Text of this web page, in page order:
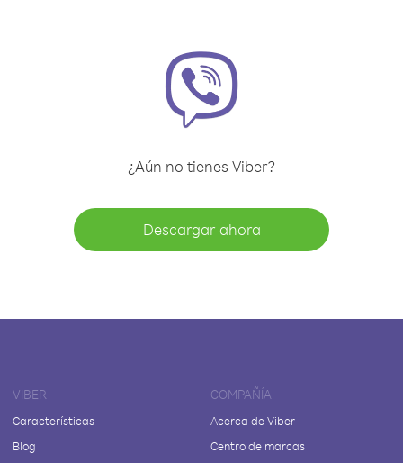
¿Aún no tienes Viber?
Descargar ahora
VIBER
Características
Blog
COMPAÑÍA
Acerca de Viber
Centro de marcas